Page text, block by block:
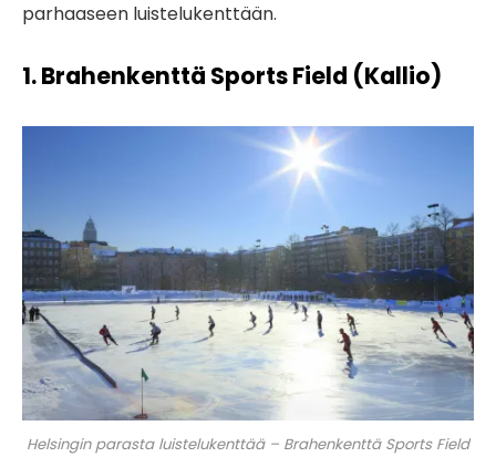
parhaaseen luistelukenttään.
1. Brahenkenttä Sports Field (Kallio)
Helsingin parasta luistelukenttää – Brahenkenttä Sports Field